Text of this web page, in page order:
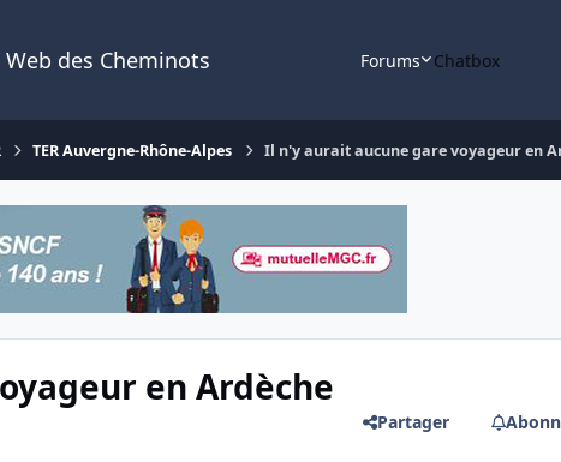
Web des Cheminots Forums Chatbox
TER Auvergne-Rhône-Alpes Il n'y aurait aucune gare voyageur en
en Ardèche
Partager